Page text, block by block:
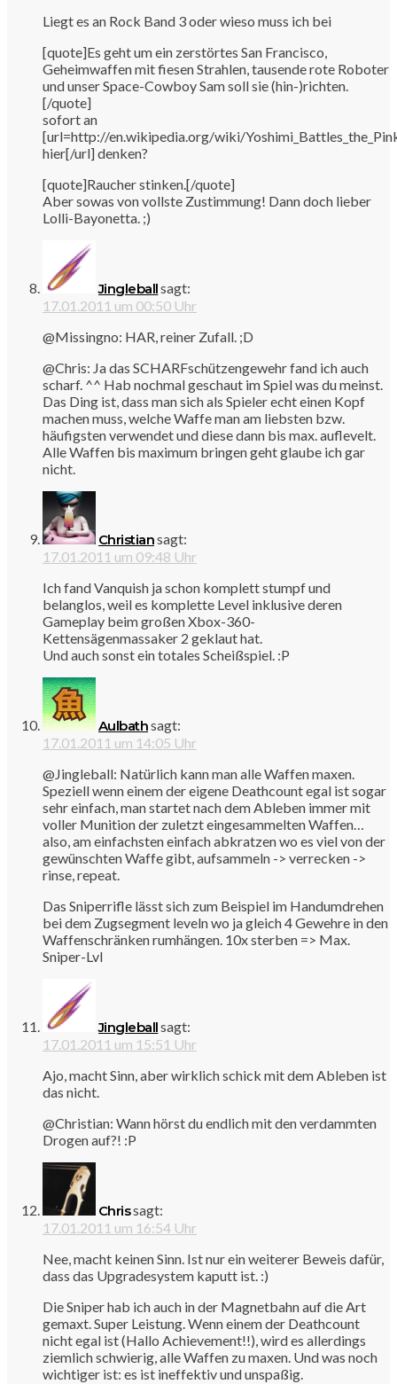
Liegt es an Rock Band 3 oder wieso muss ich bei
[quote]Es geht um ein zerstörtes San Francisco,
Geheimwaffen mit fiesen Strahlen, tausende rote Roboter
und unser Space-Cowboy Sam soll sie (hin-)richten.
[/quote]
sofort an
[url=http://en.wikipedia.org/wiki/
hier[/url] denken?
[quote]Raucher stinken.[/quote]
Aber sowas von vollste Zustimmung! Dann doch lieber
Lolli-Bayonetta. ;)
Jingleballsagt:
17.01.2011 um 00:50 Uhr
@Missingno: HAR, reiner Zufall. ;D
@Chris: Ja das SCHARFschützengewehr fand ich auch
scharf. ^^ Hab nochmal geschaut im Spiel was du meinst.
Das Ding ist, dass man sich als Spieler echt einen Kopf
machen muss, welche Waffe man am liebsten bzw.
häufigsten verwendet und diese dann bis max. auflevelt.
Alle Waffen bis maximum bringen geht glaube ich gar
nicht.
Christiansagt:
17.01.2011 um 09:48 Uhr
Ich fand Vanquish ja schon komplett stumpf und
belanglos, weil es komplette Level inklusive deren
Gameplay beim großen Xbox-360-
Kettensägenmassaker 2 geklaut hat.
Und auch sonst ein totales Scheißspiel. :P
Aulbathsagt:
17.01.2011 um 14:05 Uhr
@Jingleball: Natürlich kann man alle Waffen maxen.
Speziell wenn einem der eigene Deathcount egal ist sogar
sehr einfach, man startet nach dem Ableben immer mit
voller Munition der zuletzt eingesammelten Waffen…
also, am einfachsten einfach abkratzen wo es viel von der
gewünschten Waffe gibt, aufsammeln -> verrecken ->
rinse, repeat.
Das Sniperrifle lässt sich zum Beispiel im Handumdrehen
bei dem Zugsegment leveln wo ja gleich 4 Gewehre in den
Waffenschränken rumhängen. 10x sterben => Max.
Sniper-Lvl
Jingleballsagt:
17.01.2011 um 15:51 Uhr
Ajo, macht Sinn, aber wirklich schick mit dem Ableben ist
das nicht.
@Christian: Wann hörst du endlich mit den verdammten
Drogen auf?! :P
Chrissagt:
17.01.2011 um 16:54 Uhr
Nee, macht keinen Sinn. Ist nur ein weiterer Beweis dafür,
dass das Upgradesystem kaputt ist. :)
Die Sniper hab ich auch in der Magnetbahn auf die Art
gemaxt. Super Leistung. Wenn einem der Deathcount
nicht egal ist (Hallo Achievement!!), wird es allerdings
ziemlich schwierig, alle Waffen zu maxen. Und was noch
wichtiger ist: es ist ineffektiv und unspaßig.